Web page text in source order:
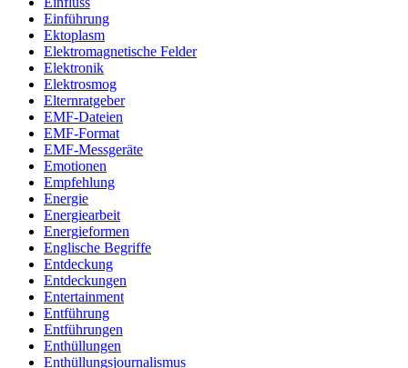
Einführung
Ektoplasm
Elektromagnetische Felder
Elektronik
Elektrosmog
Elternratgeber
EMF-Dateien
EMF-Format
EMF-Messgeräte
Emotionen
Empfehlung
Energie
Energiearbeit
Energieformen
Englische Begriffe
Entdeckung
Entdeckungen
Entertainment
Entführung
Entführungen
Enthüllungen
Enthüllungsjournalismus